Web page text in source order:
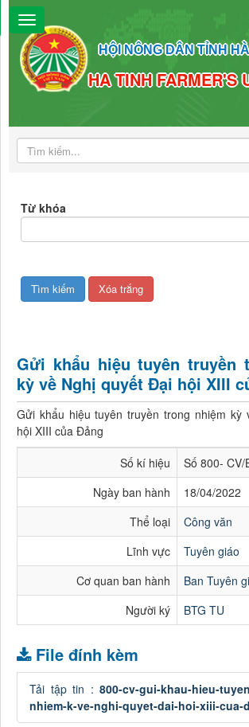
HỘI NÔNG DÂN TỈNH
HA TINH FARMER'S
Từ khóa
Gửi khẩu hiệu tuyên truyền
kỳ về Nghị quyết Đại hội XIII
Gửi khẩu hiệu tuyên truyền trong nhiệm kỳ
hội XIII của Đảng
Số kí hiệu
Số 800- CV/
Ngày ban hành
18/04/2022
Thể loại
Công văn
Lĩnh vực
Tuyên giáo
Cơ quan ban hành
Ban Tuyên
Người ký
BTG TU
File đính kèm
Tải tập tin : 800-cv-gui-khau-hieu-
nhiem-k-ve-nghi-quyet-dai-hoi-xiii-cua-